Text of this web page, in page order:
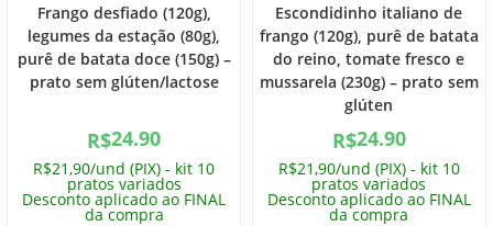
Frango desfiado (120g),
legumes da estação (80g),
purê de batata doce (150g) –
prato sem glúten/lactose
R$24.90
R$21,90/und (PIX) - kit 10
pratos variados
Desconto aplicado ao FINAL
da compra
Escondidinho italiano de
frango (120g), purê de batata
do reino, tomate fresco e
mussarela (230g) – prato sem
glúten
R$24.90
R$21,90/und (PIX) - kit 10
pratos variados
Desconto aplicado ao FINAL
da compra